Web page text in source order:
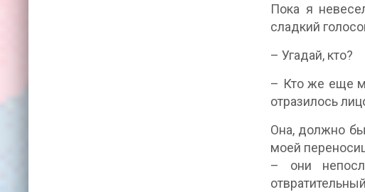
Пока я
сладкий
– Угадай, кто?
– Кто же еще
отразилось
Она, должно
моей
– они